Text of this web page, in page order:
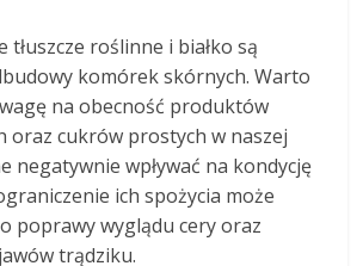
tłuszcze roślinne i białko są
komórek skórnych. Warto
na obecność produktów
oraz cukrów prostych w naszej
negatywnie wpływać na kondycję
ich spożycia może
poprawy wyglądu cery oraz
trądziku.